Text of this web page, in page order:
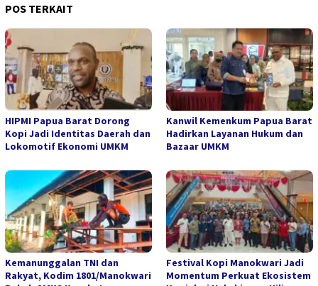
POS TERKAIT
HIPMI Papua Barat Dorong
Kopi Jadi Identitas Daerah dan
Lokomotif Ekonomi UMKM
Kanwil Kemenkum Papua Barat
Hadirkan Layanan Hukum dan
Bazaar UMKM
Kemanunggalan TNI dan
Rakyat, Kodim 1801/Manokwari
Festival Kopi Manokwari Jadi
Momentum Perkuat Ekosistem